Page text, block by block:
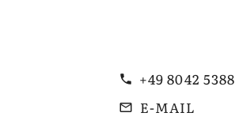
+49 8042 5388
E-MAIL